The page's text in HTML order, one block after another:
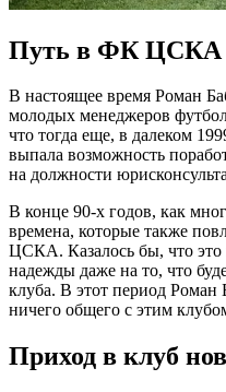
Путь в ФК ЦСКА
В настоящее время Роман
молодых менеджеров
что тогда еще, в далеком
выпала возможность
на должности
В конце 90-х годов, как
времена, которые также
ЦСКА. Казалось бы, что это
надежды даже на то, что
клуба. В этот период Роман
ничего общего с этим
Приход в клуб